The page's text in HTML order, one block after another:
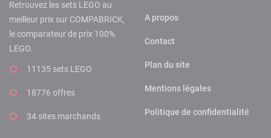
Retrouvez les sets LEGO au
meilleur prix sur COMPABRICK,
le comparateur de prix 100%
LEGO.
11135 sets LEGO
18776 offres
34 sites marchands
A propos
Contact
Plan du site
Mentions légales
Politique de confidentialité